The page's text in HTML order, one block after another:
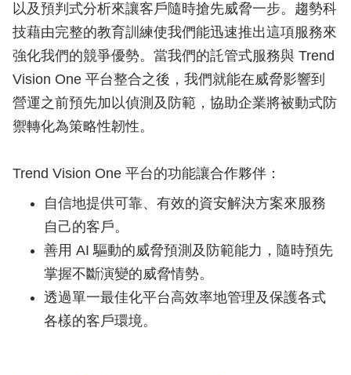
以及預判式分析來讓客戶隨時搶先威脅一步。趨勢科
技藉由完整的教育訓練使我們能迅速推出這項服務來
強化我們的競爭優勢。當我們的託管式服務與 Trend
Vision One 平台整合之後，我們就能在威脅影響到
營運之前預先加以偵測及防範，協助企業將被動式防
禦轉化為策略性韌性。
Trend Vision One 平台的功能讓合作夥伴：
自信地提供可靠、有效的資安解決方案來服務
自己的客戶。
善用 AI 驅動的威脅預測及防範能力，隨時預先
掌握不斷演變的威脅情勢。
透過單一最佳化平台高效率地管理及保護各式
各樣的客戶環境。